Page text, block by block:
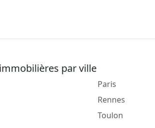
par ville
Paris
Rennes
Toulon